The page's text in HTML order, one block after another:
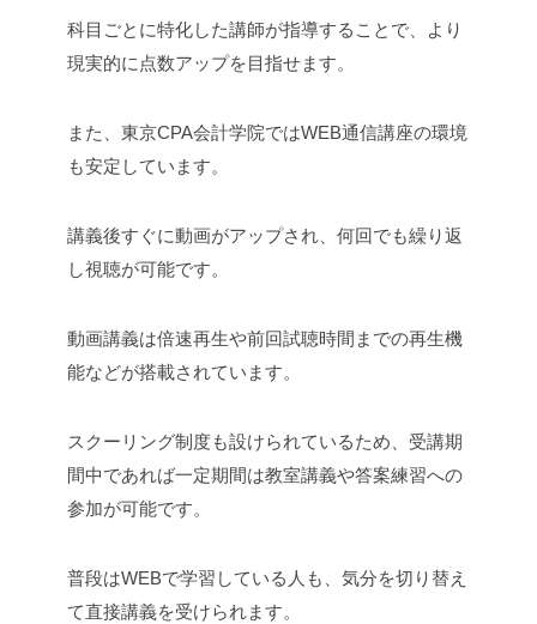
科目ごとに特化した講師が指導することで、より
現実的に点数アップを目指せます。
また、東京CPA会計学院ではWEB通信講座の環境
も安定しています。
講義後すぐに動画がアップされ、何回でも繰り返
し視聴が可能です。
動画講義は倍速再生や前回試聴時間までの再生機
能などが搭載されています。
スクーリング制度も設けられているため、受講期
間中であれば一定期間は教室講義や答案練習への
参加が可能です。
普段はWEBで学習している人も、気分を切り替え
て直接講義を受けられます。